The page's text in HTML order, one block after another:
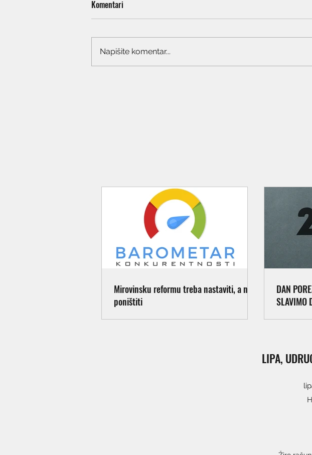
Komentari
Napišite komentar...
Mirovinsku reformu treba nastaviti, a ne
poništiti
DAN
SLAVIMO
LIPA,